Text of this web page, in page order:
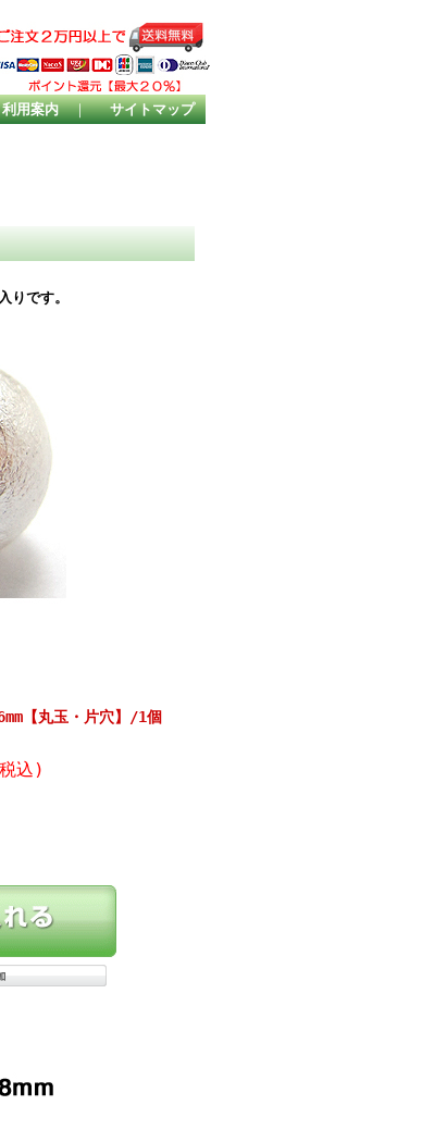
利用案内 ｜ サイトマップ
りです。
【丸玉・片穴】/1個
込)